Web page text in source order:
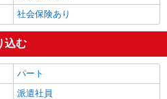
社会保険あり
込む
パート
派遣社員